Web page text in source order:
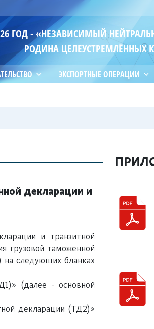
ГОД - «НЕЗАВИСИМЫЙ
РОДИНА ЦЕЛЕУСТРЕМЛЁННЫХ
ЭКСПОРТНЫЕ ОПЕРАЦИИ
декларации и
и транзитной
грузовой таможенной
на следующих бланках
(далее - основной
декларации (ТД2)»